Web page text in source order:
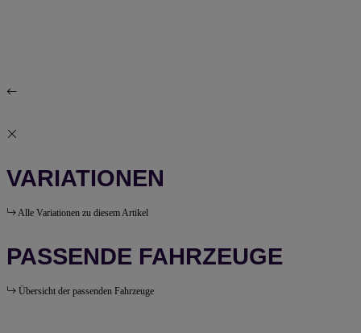
VARIATIONEN
Alle Variationen zu diesem Artikel
PASSENDE FAHRZEUGE
Übersicht der passenden Fahrzeuge